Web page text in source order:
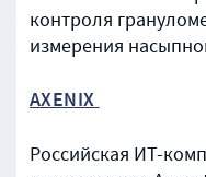
контроля
измерения
AXENIX
Российская ИТ-